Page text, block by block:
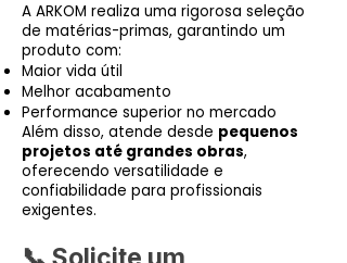
A ARKOM realiza uma rigorosa seleção
de matérias-primas, garantindo um
produto com:
Maior vida útil
Melhor acabamento
Performance superior no mercado
Além disso, atende desde pequenos
projetos até grandes obras,
oferecendo versatilidade e
confiabilidade para profissionais
exigentes.